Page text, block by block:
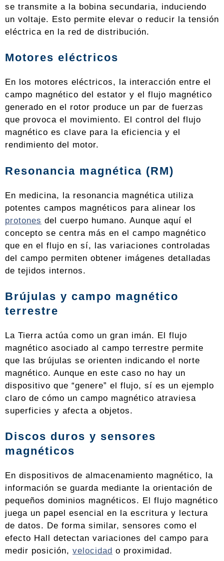
se transmite a la bobina secundaria, induciendo
un voltaje. Esto permite elevar o reducir la tensión
eléctrica en la red de distribución.
Motores eléctricos
En los motores eléctricos, la interacción entre el
campo magnético del estator y el flujo magnético
generado en el rotor produce un par de fuerzas
que provoca el movimiento. El control del flujo
magnético es clave para la eficiencia y el
rendimiento del motor.
Resonancia magnética (RM)
En medicina, la resonancia magnética utiliza
potentes campos magnéticos para alinear los
protones del cuerpo humano. Aunque aquí el
concepto se centra más en el campo magnético
que en el flujo en sí, las variaciones controladas
del campo permiten obtener imágenes detalladas
de tejidos internos.
Brújulas y campo magnético
terrestre
La Tierra actúa como un gran imán. El flujo
magnético asociado al campo terrestre permite
que las brújulas se orienten indicando el norte
magnético. Aunque en este caso no hay un
dispositivo que “genere” el flujo, sí es un ejemplo
claro de cómo un campo magnético atraviesa
superficies y afecta a objetos.
Discos duros y sensores
magnéticos
En dispositivos de almacenamiento magnético, la
información se guarda mediante la orientación de
pequeños dominios magnéticos. El flujo magnético
juega un papel esencial en la escritura y lectura
de datos. De forma similar, sensores como el
efecto Hall detectan variaciones del campo para
medir posición, velocidad o proximidad.